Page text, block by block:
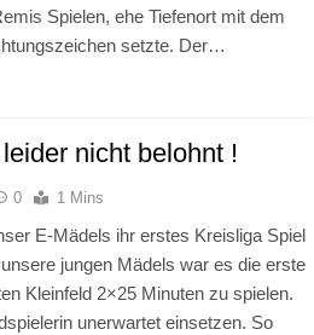
Spielen, ehe Tiefenort mit dem
setzte. Der…
nicht belohnt !
0 1 Mins
E-Mädels ihr erstes Kreisliga Spiel
jungen Mädels war es die erste
Kleinfeld 2×25 Minuten zu spielen.
unerwartet einsetzen. So